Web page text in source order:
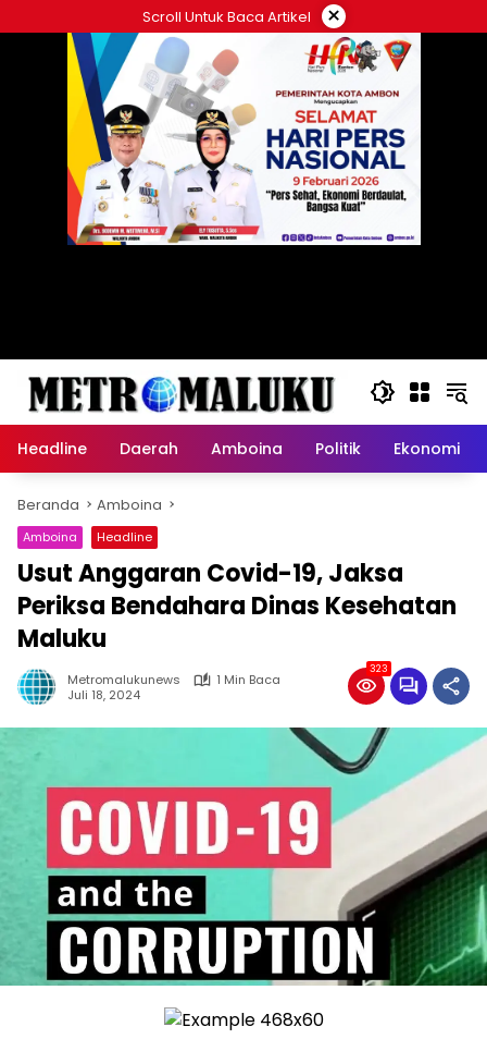
ke
Scroll Untuk Baca Artikel ×
Headline Daerah Amboina Politik Ekonomi
Beranda Amboina
Amboina Headline
Usut Anggaran Covid-19, Jaksa
Periksa Bendahara Dinas Kesehatan
Maluku
Metromalukunews
1 Min Baca
Juli 18, 2024
323